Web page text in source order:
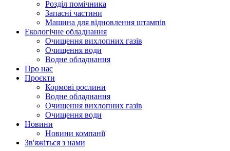
Розділ помічника
Запасні частини
Машина для відновлення штампів
Екологічне обладнання
Очищення вихлопних газів
Очищення води
Водне обладнання
Про нас
Проєкти
Кормові рослини
Водне обладнання
Очищення вихлопних газів
Очищення води
Новини
Новини компанії
Зв'яжіться з нами